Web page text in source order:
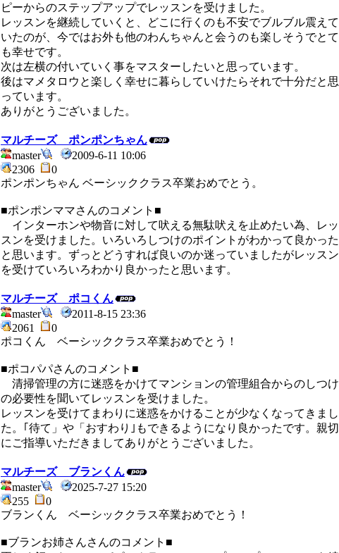
ピーからのステップアップでレッスンを受けました。
レッスンを継続していくと、どこに行くのも不安でブルブル震えて
いたのが、今ではお外も他のわんちゃんと会うのも楽しそうでとて
も幸せです。
次は左横の付いていく事をマスターしたいと思っています。
後はマメタロウと楽しく幸せに暮らしていけたらそれで十分だと思
っています。
ありがとうございました。
マルチーズ ポンポンちゃん
master
2009-6-11 10:06
2306
0
ポンポンちゃん ベーシッククラス卒業おめでとう。
■ポンポンママさんのコメント■
インターホンや物音に対して吠える無駄吠えを止めたい為、レッ
スンを受けました。いろいろしつけのポイントがわかって良かった
と思います。ずっとどうすれば良いのか迷っていましたがレッスン
を受けていろいろわかり良かったと思います。
マルチーズ ポコくん
master
2011-8-15 23:36
2061
0
ポコくん ベーシッククラス卒業おめでとう！
■ポコパパさんのコメント■
清掃管理の方に迷惑をかけてマンションの管理組合からのしつけ
の必要性を聞いてレッスンを受けました。
レッスンを受けてまわりに迷惑をかけることが少なくなってきまし
た。｢待て」や「おすわり｣もできるようになり良かったです。親切
にご指導いただきましてありがとうございました。
マルチーズ ブランくん
master
2025-7-27 15:20
255
0
ブランくん ベーシッククラス卒業おめでとう！
■ブランお姉さんさんのコメント■